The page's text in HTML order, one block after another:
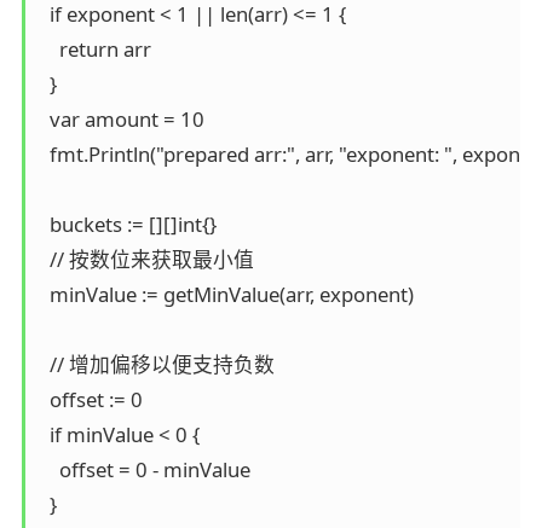
  if exponent < 1 || len(arr) <= 1 {
    return arr
  }
  var amount = 10
fmt.Println("prepared arr:", arr, "exponent: ",
  buckets := [][]int{}
  // 按数位来获取最小值
  minValue := getMinValue(arr, exponent)
  // 增加偏移以便支持负数
  offset := 0
  if minValue < 0 {
    offset = 0 - minValue
  }